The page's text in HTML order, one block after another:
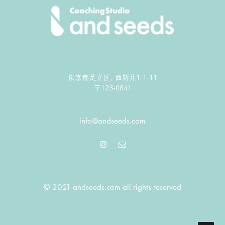
東京都足立区, 西新井1-1-11
〒123-0841
info@andseeds.com
© 2021 andseeds.com all rights reserved